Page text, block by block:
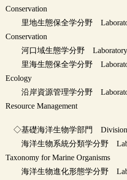
Conservation
里地生態保全学分野
Conservation
河口域生態学分野 Laboratory
里海生態保全学分野
Ecology
沿岸資源管理学分野
Resource Management
◇基礎海洋生物学部門 Division
海洋生物系統分類学分野
Taxonomy for Marine Organisms
海洋生物進化形態学分野